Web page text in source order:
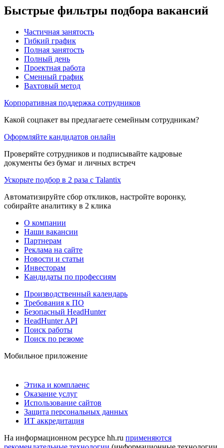
Быстрые фильтры подбора вакансий
Частичная занятость
Гибкий график
Полная занятость
Полный день
Проектная работа
Сменный график
Вахтовый метод
Корпоративная поддержка сотрудников
Какой соцпакет вы предлагаете семейным сотрудникам?
Оформляйте кандидатов онлайн
Проверяйте сотрудников и подписывайте кадровые
документы без бумаг и личных встреч
Ускорьте подбор в 2 раза с Talantix
Автоматизируйте сбор откликов, настройте воронку,
собирайте аналитику в 2 клика
О компании
Наши вакансии
Партнерам
Реклама на сайте
Новости и статьи
Инвесторам
Кандидаты по профессиям
Производственный календарь
Требования к ПО
Безопасный HeadHunter
HeadHunter API
Поиск работы
Поиск по резюме
Мобильное приложение
Этика и комплаенс
Оказание услуг
Использование сайтов
Защита персональных данных
ИТ аккредитация
На информационном ресурсе hh.ru применяются